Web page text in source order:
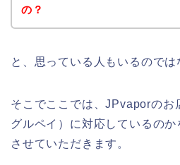
の？
と、思っている人もいるのでは
そこでここでは、JPvaporのお
グルペイ）に対応しているの
させていただきます。